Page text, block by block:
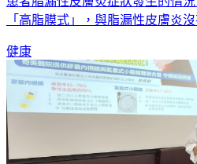
「高脂膜式」，與脂漏性皮膚炎
健康